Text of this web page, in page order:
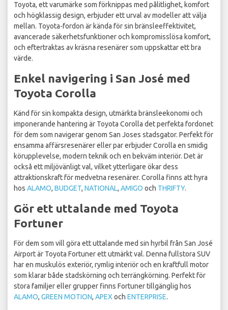
Toyota, ett varumärke som förknippas med pålitlighet, komfort
och högklassig design, erbjuder ett urval av modeller att välja
mellan. Toyota-fordon är kända för sin bränsleeffektivitet,
avancerade säkerhetsfunktioner och kompromisslösa komfort,
och eftertraktas av kräsna resenärer som uppskattar ett bra
värde.
Enkel navigering i San José med
Toyota Corolla
Känd för sin kompakta design, utmärkta bränsleekonomi och
imponerande hantering är Toyota Corolla det perfekta fordonet
för dem som navigerar genom San Joses stadsgator. Perfekt för
ensamma affärsresenärer eller par erbjuder Corolla en smidig
körupplevelse, modern teknik och en bekväm interiör. Det är
också ett miljövänligt val, vilket ytterligare ökar dess
attraktionskraft för medvetna resenärer. Corolla finns att hyra
hos ALAMO, BUDGET, NATIONAL, AMIGO och THRIFTY.
Gör ett uttalande med Toyota
Fortuner
För dem som vill göra ett uttalande med sin hyrbil från San José
Airport är Toyota Fortuner ett utmärkt val. Denna fullstora SUV
har en muskulös exteriör, rymlig interiör och en kraftfull motor
som klarar både stadskörning och terrängkörning. Perfekt för
stora familjer eller grupper finns Fortuner tillgänglig hos
ALAMO, GREEN MOTION, APEX och ENTERPRISE.